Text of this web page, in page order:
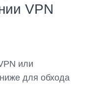
VPN
или
для обхода